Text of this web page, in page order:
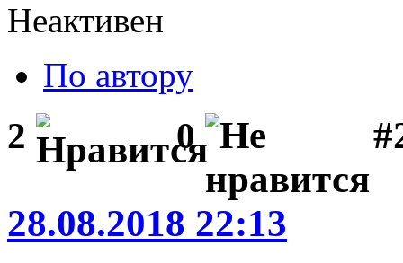
Неактивен
По автору
2 0
28.08.2018 22:13